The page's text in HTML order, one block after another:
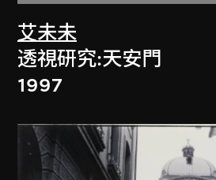
艾未未
透視研究:天安門
1997